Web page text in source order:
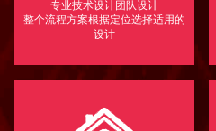
专业技术设计团队设计
整个流程方案根据定位选择适用的
设计